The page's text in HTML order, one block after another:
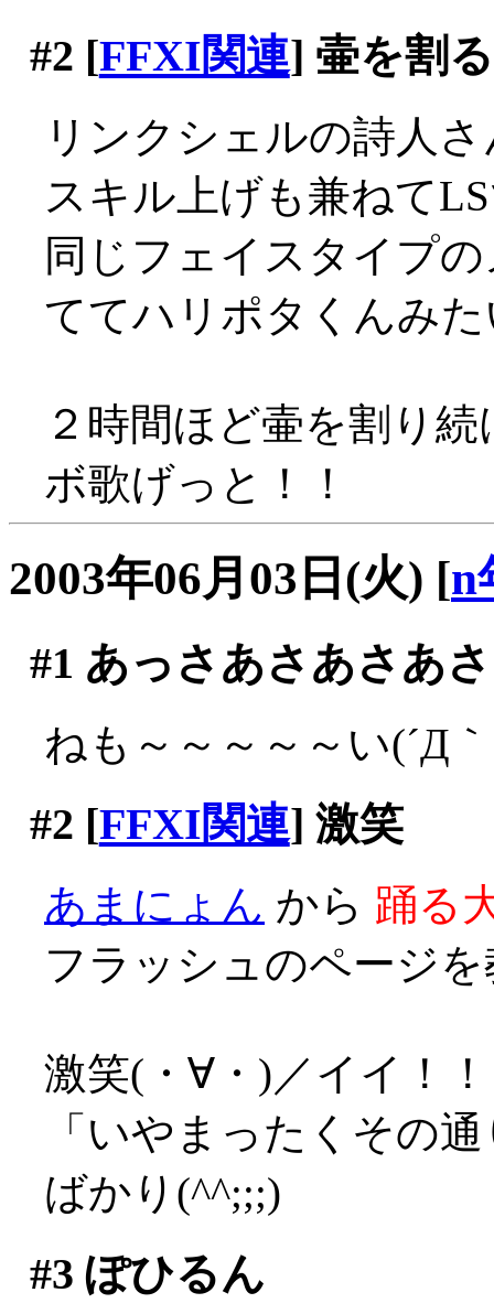
#2 [FFXI関連] 壷を割
リンクシェルの詩人
スキル上げも兼ねて
同じフェイスタイプ
ててハリポタくんみ
２時間ほど壷を割り
ボ歌げっと！！
2003年06月03日(火) [n
#1 あっさあさあさあ
ねも～～～～～い(´Д
#2 [FFXI関連] 激笑
あまにょん から 踊る
フラッシュのページ
激笑(・∀・)／イイ！！
「いやまったくその
ばかり(^^;;;)
#3 ぽひるん